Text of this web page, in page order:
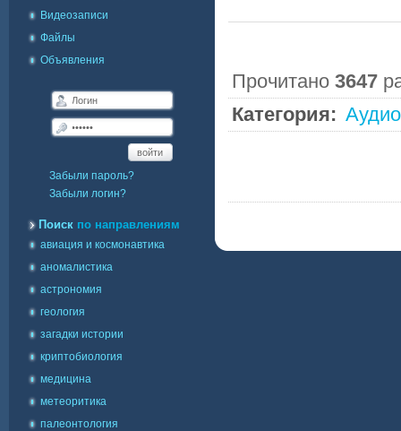
Видеозаписи
Файлы
Объявления
войти
Забыли пароль?
Забыли логин?
Поиск по направлениям
авиация и космонавтика
аномалистика
астрономия
геология
загадки истории
криптобиология
медицина
метеоритика
палеонтология
Прочитано 3647
Категория: